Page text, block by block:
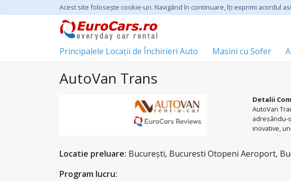
Acest site foloseşte cookie-uri. Navigând în continuare, îţi exprimi acordul
Principalele Locații de Închirieri Auto Masini cu Sofer
AutoVan Trans
Detalii
AutoVan
adresându-
inovative,
Locatie preluare: București, Bucuresti Otopeni Aeroport,
Program lucru: